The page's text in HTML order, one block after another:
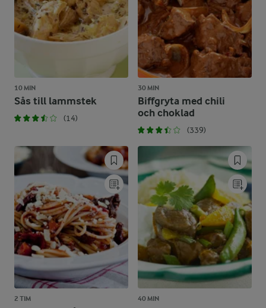
10 MIN
Sås till lammstek
(14)
30 MIN
Biffgryta med chili
och choklad
(339)
2 TIM 40 MIN